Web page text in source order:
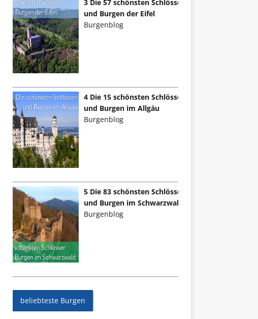
3 Die 57 schönsten Schlösser
und Burgen der Eifel
Burgenblog
4 Die 15 schönsten Schlösser
und Burgen im Allgäu
Burgenblog
5 Die 83 schönsten Schlösser
und Burgen im Schwarzwald
Burgenblog
beliebteste Burgen